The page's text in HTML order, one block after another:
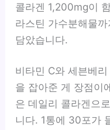
콜라겐 1,200mg이
라스틴 가수분해물
담았습니다.
비타민 C와 세븐베
을 잡아준 게 장점이
은 데일리 콜라겐으
니다. 1통에 30포가